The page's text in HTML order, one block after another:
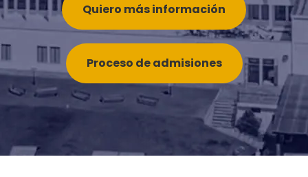
Quiero más información
Proceso de admisiones